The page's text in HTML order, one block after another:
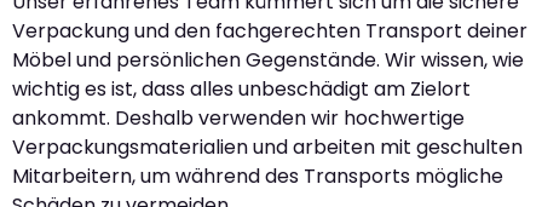
Verpackung und den fachgerechten Transport deiner
Möbel und persönlichen Gegenstände. Wir wissen, wie
wichtig es ist, dass alles unbeschädigt am Zielort
ankommt. Deshalb verwenden wir hochwertige
Verpackungsmaterialien und arbeiten mit geschulten
Mitarbeitern, um während des Transports mögliche